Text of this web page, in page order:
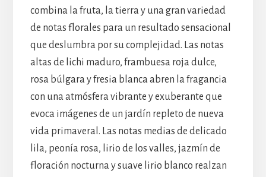
combina la fruta, la tierra y una gran variedad
de notas florales para un resultado sensacional
que deslumbra por su complejidad. Las notas
altas de lichi maduro, frambuesa roja dulce,
rosa búlgara y fresia blanca abren la fragancia
con una atmósfera vibrante y exuberante que
evoca imágenes de un jardín repleto de nueva
vida primaveral. Las notas medias de delicado
lila, peonía rosa, lirio de los valles, jazmín de
floración nocturna y suave lirio blanco realzan